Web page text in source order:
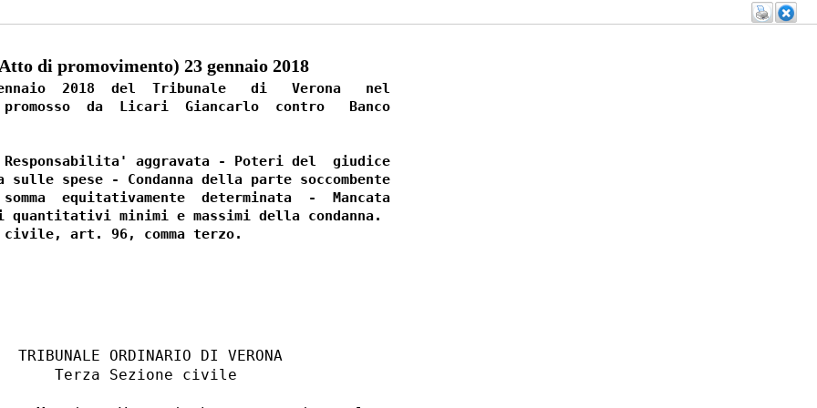
di promovimento) 23 gennaio 2018
2018  del  Tribunale   di   Verona   nel
da  Licari  Giancarlo  contro   Banco
aggravata - Poteri del  giudice
sulle spese - Condanna della parte soccombente
equitativamente  determinata  -  Mancata
quantitativi minimi e massimi della condanna.